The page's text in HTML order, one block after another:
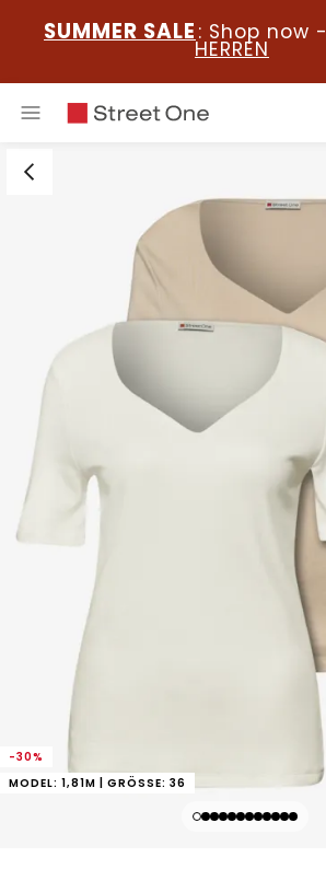
SUMMER SALE : Shop now -
HERREN
-30%
MODEL: 1,81M | GRÖSSE: 36